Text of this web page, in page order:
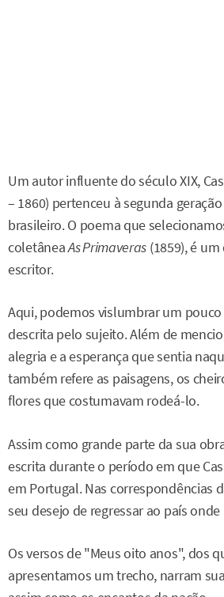
Um autor influente do século XIX,
– 1860) pertenceu à segunda
brasileiro. O poema que
coletâneaAs Primaveras (1859), é
escritor.
Aqui, podemos vislumbrar um pouco
descrita pelo sujeito. Além de
alegria e a esperança que sentia
também refere as paisagens, os
flores que costumavam rodeá-lo.
Assim como grande parte da sua
escrita durante o período em que
em Portugal. Nas correspondências
seu desejo de regressar ao país onde
Os versos de "Meus oito anos", dos
apresentamos um trecho, narram sua